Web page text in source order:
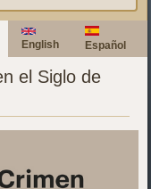
Español
English
el Siglo de